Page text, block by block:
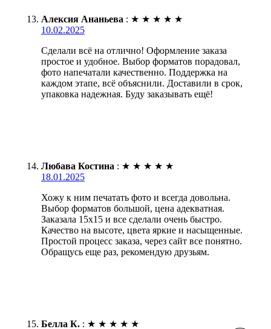
Алексия Ананьева : ★ ★ ★ ★ ★
10.02.2025
Сделали всё на отлично! Оформление заказа
простое и удобное. Выбор форматов порадовал,
фото напечатали качественно. Поддержка на
каждом этапе, всё объяснили. Доставили в срок,
упаковка надежная. Буду заказывать ещё!
Любава Костина : ★ ★ ★ ★ ★
18.01.2025
Хожу к ним печатать фото и всегда довольна.
Выбор форматов большой, цена адекватная.
Заказала 15х15 и все сделали очень быстро.
Качество на высоте, цвета яркие и насыщенные.
Простой процесс заказа, через сайт все понятно.
Обращусь еще раз, рекомендую друзьям.
Белла К. : ★ ★ ★ ★ ★